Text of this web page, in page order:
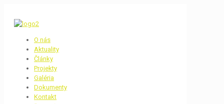
O nás
Aktuality
Články
Projekty
Galéria
Dokumenty
Kontakt